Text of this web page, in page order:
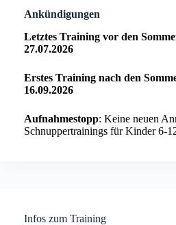
Ankündigungen
Letztes Training vor den
27.07.2026
Erstes Training nach den
16.09.2026
Aufnahmestopp: Keine neuen
Schnuppertrainings für Kinder 6-
Infos zum Training